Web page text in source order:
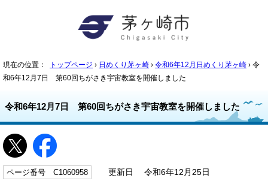
現在の位置： トップページ › 日めくり茅ヶ崎 › 令和6年12月日めくり茅ヶ崎 › 令
和6年12月7日 第60回ちがさき宇宙教室を開催しました
令和6年12月7日 第60回ちがさき宇宙教室を開催しました
ページ番号 C1060958 更新日 令和6年12月25日